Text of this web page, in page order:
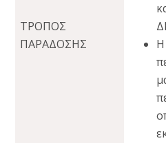
ΤΡΟΠΟΣ
ΠΑΡΑΔΟΣΗΣ
Η